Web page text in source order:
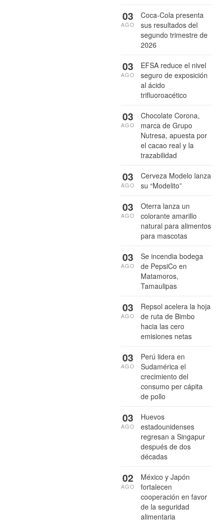
Coca-Cola presenta
sus resultados del
segundo trimestre de
2026
03
AGO
EFSA reduce el nivel
seguro de exposición
al ácido
trifluoroacético
03
AGO
Chocolate Corona,
marca de Grupo
Nutresa, apuesta por
el cacao real y la
trazabilidad
03
AGO
Cerveza Modelo lanza
su “Modelito”
03
AGO
Oterra lanza un
colorante amarillo
natural para alimentos
para mascotas
03
AGO
Se incendia bodega
de PepsiCo en
Matamoros,
Tamaulipas
03
AGO
Repsol acelera la hoja
de ruta de Bimbo
hacia las cero
emisiones netas
03
AGO
Perú lidera en
Sudamérica el
crecimiento del
consumo per cápita
de pollo
03
AGO
Huevos
estadounidenses
regresan a Singapur
después de dos
décadas
03
AGO
México y Japón
fortalecen
cooperación en favor
de la seguridad
alimentaria
02
AGO